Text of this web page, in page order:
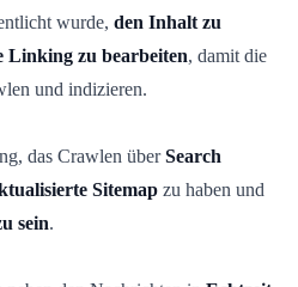
wurde, den Inhalt zu
Linking zu bearbeiten, damit die
und indizieren.
das Crawlen überSearch
Sitemap zu haben und
sein.